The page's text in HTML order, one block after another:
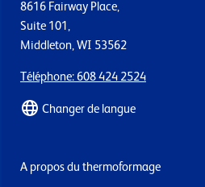
8616 Fairway Place,
Suite 101,
Middleton, WI 53562
Téléphone: 608 424 2524
Changer de langue
A propos du thermoformage